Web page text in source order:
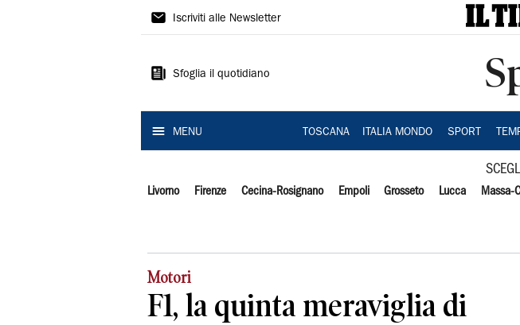
Il
Iscriviti alle Newsletter
Sfoglia il quotidiano
MENU TOSCANA ITALIA MONDO SPORT
Livorno Firenze Cecina-Rosignano Empoli Grosseto Lucca Massa-
Motori
F1, la quinta meraviglia di